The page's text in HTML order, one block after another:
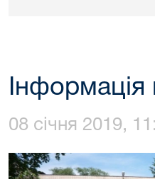
08 січня 2019,